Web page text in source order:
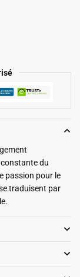
du
passion pour le
traduisent par